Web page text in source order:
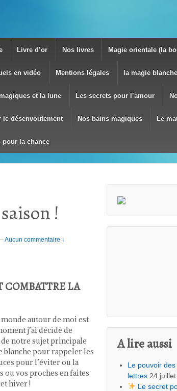
Livre d’or Nos livres Magie orientale (la
en vidéo Mentions légales la magie blanche
et la lune Les secrets pour l’amour
le désenvoutement Nos bains magiques Le
pour la chance
!
Aucun commentaire ↓
COMBATTRE LA
monde autour de moi est
j’ai décidé de
notre sujet principale
blanche pour rappeler les
pour l’éviter ou la
ou vos proches en faites
hiver !
A lire aussi
Le pouvoir
lettres 24
Le secret